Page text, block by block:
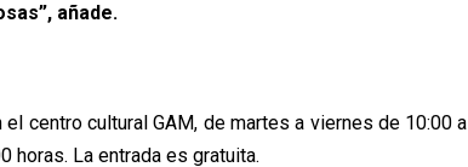
añade.
centro cultural GAM, de martes a viernes de 10:00 a
horas. La entrada es gratuita.